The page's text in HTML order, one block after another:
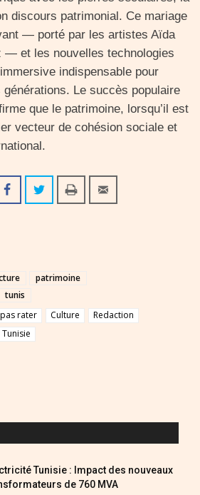
discours patrimonial. Ce mariage
— porté par les artistes Aïda
— et les nouvelles technologies
indispensable pour
Le succès populaire
que le patrimoine, lorsqu’il est
vecteur de cohésion sociale et
patrimoine
tunis
rater Culture
Redaction
Tunisie
Tunisie : Impact des nouveaux
de 760 MVA